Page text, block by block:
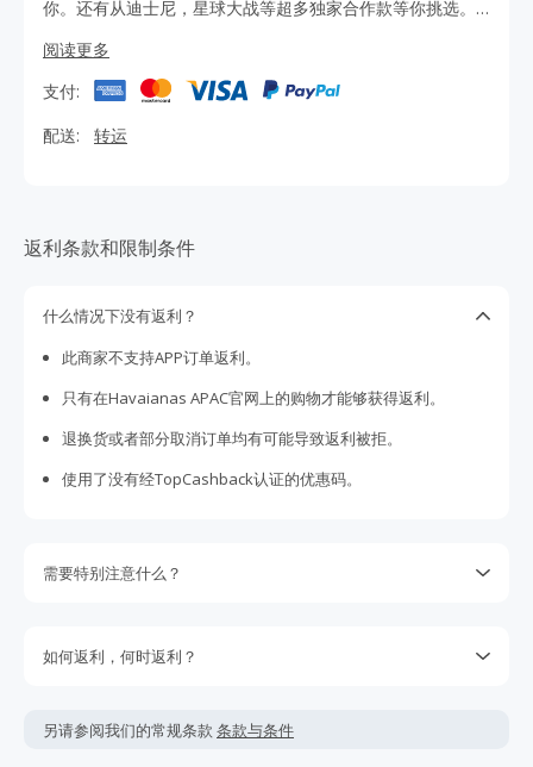
你。还有从迪士尼，星球大战等超多独家合作款等你挑选。
优惠和额外返利，官网正品保证，穿上Havaianas，让每一步
都充满轻松与风情。
阅读更多
支付:
配送:
转运
返利条款和限制条件
什么情况下没有返利？
此商家不支持APP订单返利。
只有在Havaianas APAC官网上的购物才能够获得返利。
退换货或者部分取消订单均有可能导致返利被拒。
使用了没有经TopCashback认证的优惠码。
需要特别注意什么？
不要取决于期待的返利，因为我们不能保证一定能获取得到返
返利金额可能会根据实际交易情况会有所上下浮动。
如何返利，何时返利？
网上购物。
另请参阅我们的常规条款 条款与条件